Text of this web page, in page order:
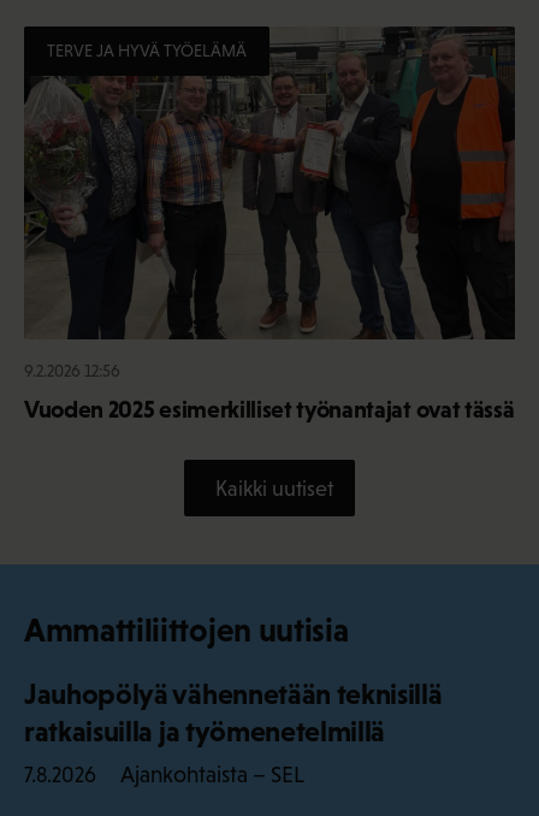
TERVE JA HYVÄ TYÖELÄMÄ
9.2.2026 12:56
Vuoden 2025 esimerkilliset työnantajat ovat tässä
Kaikki uutiset
Ammattiliittojen uutisia
Jauhopölyä vähennetään teknisillä
ratkaisuilla ja työmenetelmillä
7.8.2026 Ajankohtaista – SEL